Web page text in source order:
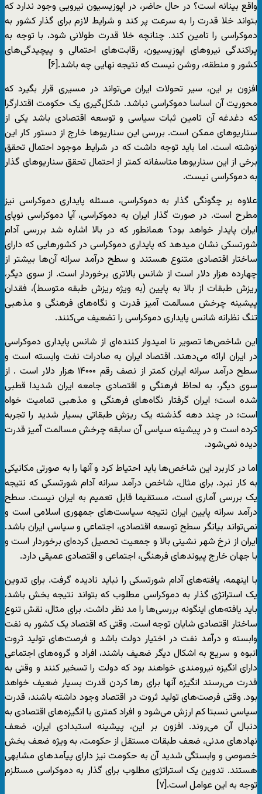
واقع بینانه است؟ در حال حاضر، در اپوزیسیون نیرویی وجود ندارد که
بتواند خلا قدرت را به سرعت پر کند و شرایط لازم برای گذار کشور به
دموکراسی را تامین کند. چنانچه خلا قدرت طولانی شود، با توجه به
پراکندگی نیروهای اپوزیسیون، رقابت‌های احتمالی و پیچیدگی‌های
کشور و منطقه، روشن نیست که نتیجه نهایی چه باشد.[۶]
افزون بر این، سیر تحولات ایران می‌تواند در مسیری قرار بگیرد که
محوریت آن اساسا دموکراسی نباشد. شکل‌گیری یک حکومت اقتدارگرا
که دغدغه آن تامین ثبات سیاسی و توسعه اقتصادی باشد یکی از
سناریوهای ممکن است. بررسی این سناریوها خارج از دستور کار این
نوشته است. اما باید توجه داشت که در شرایط موجود احتمال تحقق
برخی از این سناریوها متاسفانه کمتر از احتمال تحقق سناریوهای گذار
به دموکراسی نیست.
علاوه بر چگونگی گذار به دموکراسی، مسئله پایداری دموکراسی نیز
مطرح است. در صورت گذار ایران به دموکراسی، آیا دموکراسی نوپای
ایران پایدار خواهد بود؟ همانطور که در بالا اشاره شد بررسی آدام
شورتسکی نشان میدهد که پایداری دموکراسی در کشورهایی که دارای
ساختار اقتصادی متنوع هستند و سطح درآمد سرانه آن‌ها بیشتر از
چهارده هزار دلار است از شانس بالاتری برخوردار است. از سوی دیگر،‌
ریزش طبقات از بالا به پایین (به ویژه ریزش طبقه متوسط)، فقدان
پیشینه چرخش مسالمت آمیز قدرت و نگاه‌های فرهنگی و مذهبی
تنگ نظرانه شانس پایداری دموکراسی را تضعیف می‌کنند.
این شاخص‌ها تصویر نا امیدوار کننده‌ای از شانس پایداری دموکراسی
در ایران ارائه می‌دهند. اقتصاد ایران به صادرات نفت وابسته است و
سطح درآمد سرانه ایران کمتر از نصف رقم ۱۴۰۰۰ هزار دلار است . از
سوی دیگر، به لحاظ فرهنگی و اقتصادی جامعه ایران شدیدا قطبی
شده است؛ ایران گرفتار نگاه‌های فرهنگی و مذهبی تمامیت خواه
است؛ در چند دهه گذشته یک ریزش طبقاتی بسیار شدید را تجربه
کرده است و در پیشینه سیاسی آن سابقه چرخش مسالمت آمیز قدرت
دیده نمی‌شود.
اما در کاربرد این شاخص‌ها باید احتیاط کرد و آنها را به صورتی مکانیکی
به کار نبرد. برای مثال، شاخص درآمد سرانه آدام شورتسکی که نتیجه
یک بررسی آماری است، مستقیما قابل تعمیم به ایران نیست. سطح
درآمد سرانه پایین ایران نتیجه سیاست‌های جمهوری اسلامی است و
نمی‌تواند بیانگر سطح توسعه اقتصادی، اجتماعی و سیاسی ایران باشد.
ایران از نرخ شهر نشینی بالا و جمعیت تحصیل کرده‌ای برخوردار است و
با جهان خارج پیوندهای فرهنگی، اجتماعی و اقتصادی عمیقی دارد.
با اینهمه، یافته‌های آدام شورتسکی را نباید نادیده گرفت. برای تدوین
یک استراتژی گذار به دموکراسی مطلوب که بتواند نتیجه بخش باشد،
باید یافته‌های اینگونه بررسی‌ها را مد نظر داشت. برای مثال، نقش تنوع
ساختار اقتصادی شایان توجه است. وقتی که اقتصاد یک کشور به نفت
وابسته و درآمد نفت در اختیار دولت باشد و فرصت‌های تولید ثروت
انبوه و سریع به اشکال دیگر ضعیف باشند، افراد و گروه‌های اجتماعی
دارای انگیزه نیرومندی خواهند بود که دولت را تسخیر کنند و وقتی به
قدرت می‌رسند انگیزه آنها برای رها کردن قدرت بسیار ضعیف خواهد
بود. وقتی فرصت‌های تولید ثروت در اقتصاد وجود داشته باشند، قدرت
سیاسی نسبتا کم ارزش می‌شود و افراد کمتری با انگیزه‌های اقتصادی به
دنبال آن می‌روند. افزون بر این، پیشینه استبدادی ایران، ضعف
نهادهای مدنی، ضعف طبقات مستقل از حکومت، به ویژه ضعف بخش
خصوصی و وابستگی شدید آن به حکومت نیز دارای پیآمدهای مشابهی
هستند. تدوین یک استراتژی مطلوب برای گذار به دموکراسی مستلزم
توجه به این عوامل است.[۷]